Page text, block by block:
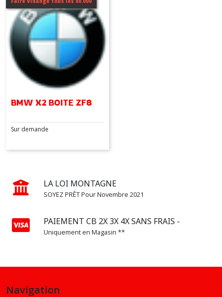
BMW X2 BOITE ZF8
Sur demande
LA LOI MONTAGNE
SOYEZ PRÊT Pour Novembre 2021
PAIEMENT CB 2X 3X 4X SANS FRAIS -
Uniquement en Magasin **
SERIE
2
(2)
SERIE
SERIE
SERIE
SERIE
X1
Navigation